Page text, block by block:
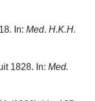
In: Med. H.K.H.
1828. In: Med.